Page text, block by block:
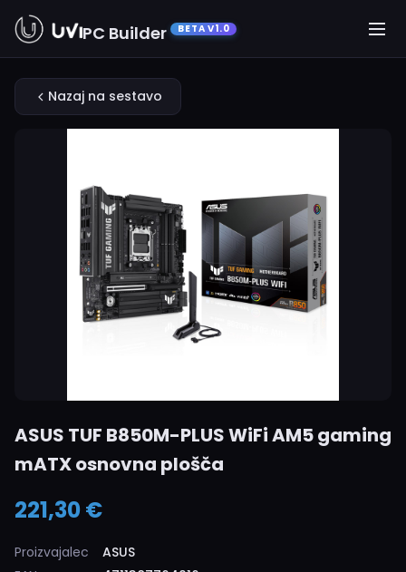
PC Builder BETA V1.0
Nazaj na sestavo
ASUS TUF B850M-PLUS WiFi AM5 gaming
mATX osnovna plošča
221,30 €
Proizvajalec
ASUS